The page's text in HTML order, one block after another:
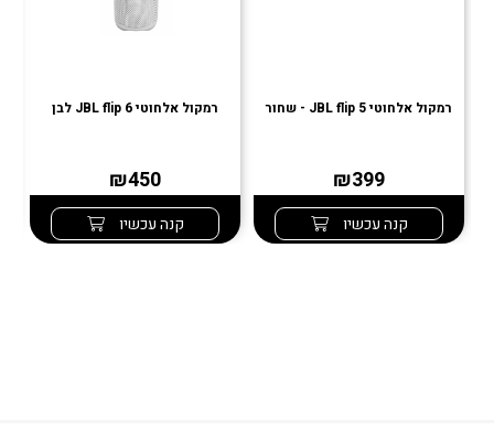
רמקול אלחוטי JBL flip 5 - שחור
₪399
קנה עכשיו
רמקול אלחוטי JBL flip 6 לבן
₪450
קנה עכשיו